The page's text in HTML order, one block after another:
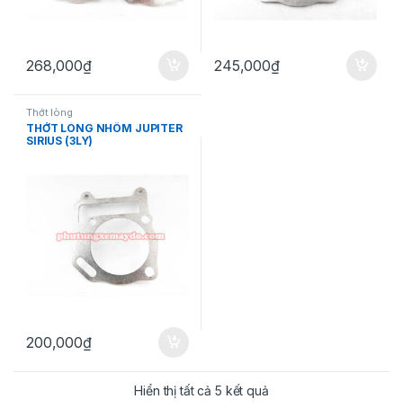
268,000₫ 245,000₫
Thớt lòng
THỚT LÒNG NHÔM JUPITER
SIRIUS (3LY)
200,000₫
Hiển thị tất cả 5 kết quảĐã sắp xếp theo mức